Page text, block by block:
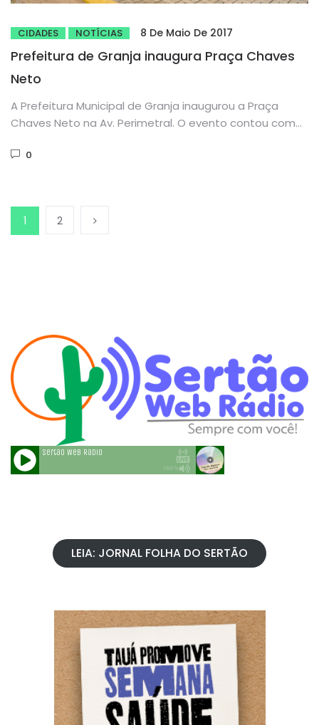
CIDADES NOTÍCIAS 8 De Maio De 2017
Prefeitura de Granja inaugura Praça Chaves
Neto
A Prefeitura Municipal de Granja inaugurou a Praça
Chaves Neto na Av. Perimetral. O evento contou com
0
1 2
LEIA: JORNAL FOLHA DO SERTÃO